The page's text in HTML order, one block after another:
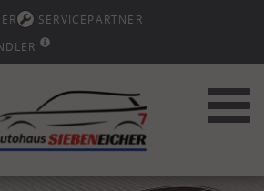
SERVICEPARTNER